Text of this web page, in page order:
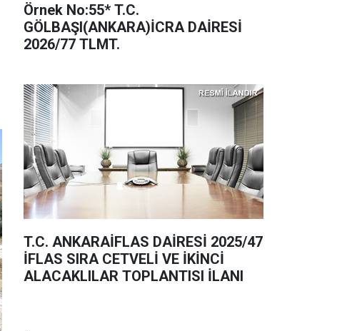
Örnek No:55* T.C.
GÖLBAŞI(ANKARA)İCRA DAİRESİ
2026/77 TLMT.
T.C. ANKARAİFLAS DAİRESİ 2025/47
İFLAS SIRA CETVELİ VE İKİNCİ
ALACAKLILAR TOPLANTISI İLANI